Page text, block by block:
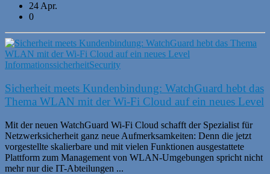
24 Apr.
0
InformationssicherheitSecurity
Sicherheit meets Kundenbindung: WatchGuard hebt das
Thema WLAN mit der Wi-Fi Cloud auf ein neues Level
Mit der neuen WatchGuard Wi-Fi Cloud schafft der Spezialist für
Netzwerksicherheit ganz neue Aufmerksamkeiten: Denn die jetzt
vorgestellte skalierbare und mit vielen Funktionen ausgestattete
Plattform zum Management von WLAN-Umgebungen spricht nicht
mehr nur die IT-Abteilungen ...